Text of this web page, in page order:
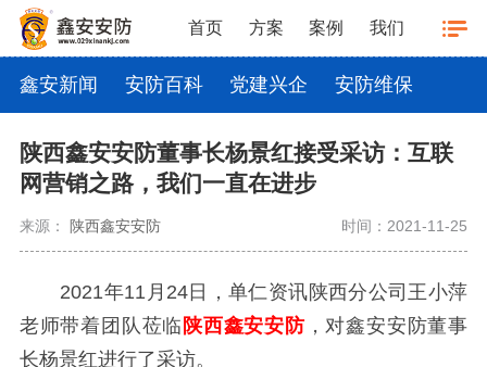
首页 方案 案例 我们
鑫安新闻 安防百科 党建兴企 安防维保
陕西鑫安安防董事长杨景红接受采访：互联
网营销之路，我们一直在进步
来源： 陕西鑫安安防 时间：2021-11-25
2021年11月24日，单仁资讯陕西分公司王小萍
老师带着团队莅临 陕西鑫安安防，对鑫安安防董事
长杨景红进行了采访。